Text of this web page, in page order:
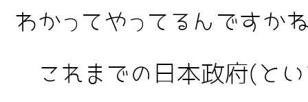
わかってやってるんですか
これまでの日本政府(と